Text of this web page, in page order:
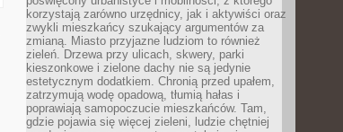
korzystają zarówno urzędnicy, jak i aktywiści oraz
zwykli mieszkańcy szukający argumentów za
zmianą. Miasto przyjazne ludziom to również
zieleń. Drzewa przy ulicach, skwery, parki
kieszonkowe i zielone dachy nie są jedynie
estetycznym dodatkiem. Chronią przed upałem,
zatrzymują wodę opadową, tłumią hałas i
poprawiają samopoczucie mieszkańców. Tam,
gdzie pojawia się więcej zieleni, ludzie chętniej